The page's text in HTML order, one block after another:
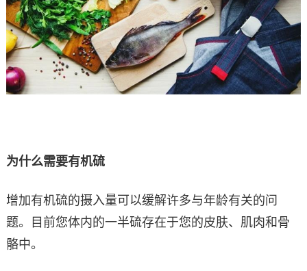
为什么需要有机硫
增加有机硫的摄入量可以缓解许多与年龄有关的问
题。目前您体内的一半硫存在于您的皮肤、肌肉和骨
骼中。